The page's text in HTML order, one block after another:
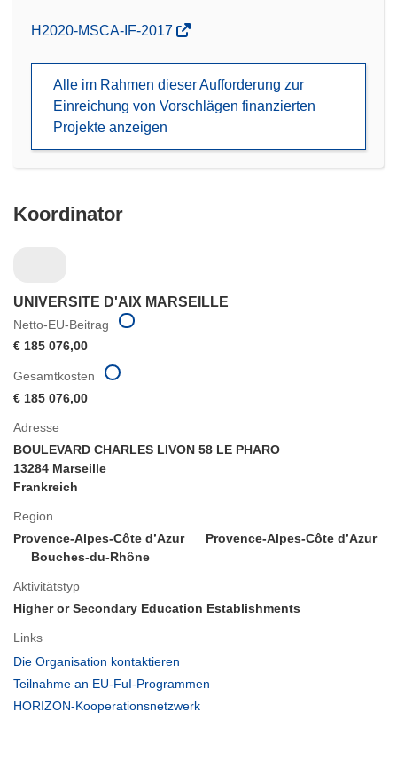
(öffnet
Fenster)
H2020-MSCA-IF-2017
Alle im Rahmen dieser Aufforderung zur
Einreichung von Vorschlägen finanzierten
Projekte anzeigen
Koordinator
UNIVERSITE D'AIX MARSEILLE
Netto-EU-Beitrag
€ 185 076,00
Adresse
BOULEVARD CHARLES LIVON 58 LE PHARO
13284 Marseille
Frankreich
Region
Provence-Alpes-Côte d’Azur
Provence-Alpes-Côte d’Azur
Bouches-du-Rhône
Aktivitätstyp
Higher or Secondary Education Establishments
Links
Die Organisation kontaktieren
in
Teilnahme an EU-FuI-Programmen
HORIZON-Kooperationsnetzwerk
Gesamtkosten
€ 185 076,00